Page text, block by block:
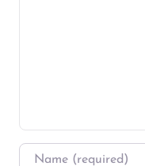
Name